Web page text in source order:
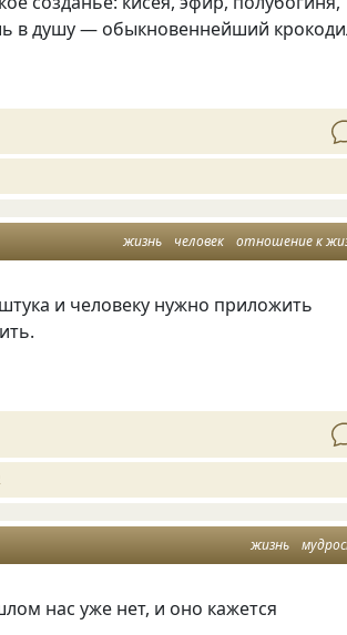
в душу — обыкновеннейший
жизнь человек отношение к
и человеку нужно приложить
жизнь
нас уже нет, и оно кажется